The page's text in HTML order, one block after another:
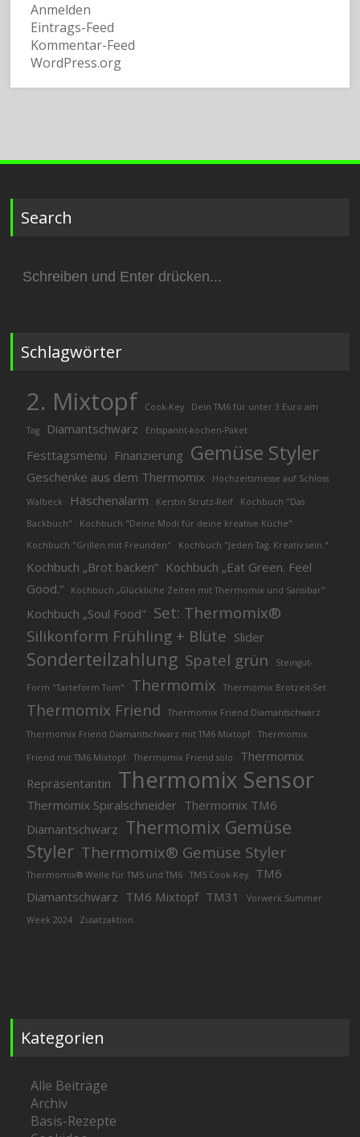
Anmelden
Eintrags-Feed
Kommentar-Feed
WordPress.org
Search
nach:
Schlagwörter
2. Mixtopf Cook-Key Dein TM6 für unter 3 Euro am
Tag Diamantschwarz Entspannt-kochen-Paket
Festtagsmenü Finanzierung Gemüse Styler
Geschenke aus dem Thermomix Hochzeitsmesse auf Schloss
Walbeck Häschenalarm Kerstin Strutz-Reif
Kochbuch "Das
Backbuch"
Kochbuch "Deine Modi für deine kreative Küche"
Kochbuch "Grillen mit Freunden"
Kochbuch "Jeden Tag. Kreativ sein."
Kochbuch „Brot backen“ Kochbuch „Eat Green. Feel
Good.“
Kochbuch „Glückliche Zeiten mit Thermomix und Sansibar"
Kochbuch „Soul Food" Set: Thermomix®
Silikonform Frühling + Blüte Slider
Sonderteilzahlung Spatel grün Steingut-
Form "Tarteform Tom" Thermomix Thermomix Brotzeit-Set
Thermomix Friend
Thermomix Friend Diamantschwarz
Thermomix Friend Diamantschwarz mit TM6 Mixtopf
Thermomix
Friend mit TM6 Mixtopf Thermomix Friend solo
Thermomix
Repräsentantin Thermomix Sensor
Thermomix Spiralschneider Thermomix TM6
Diamantschwarz Thermomix Gemüse
Styler Thermomix® Gemüse Styler
Thermomix® Welle für TM5 und TM6 TM5 Cook-Key
TM6
Diamantschwarz TM6 Mixtopf TM31
Vorwerk Summer
Week 2024
Zusatzaktion
Kategorien
Alle Beiträge
Archiv
Basis-Rezepte